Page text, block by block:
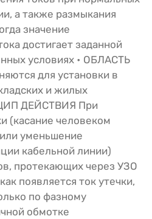
а также размыкания
значение
достигает заданной
условиях • ОБЛАСТЬ
для установки в
и жилых
ДЕЙСТВИЯ При
(касание человеком
уменьшение
кабельной линии)
протекающих через УЗО
появляется ток утечки,
по фазному
обмотке